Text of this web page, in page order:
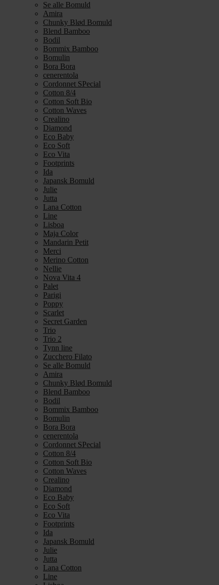
Se alle Bomuld
Amira
Chunky Blød Bomuld
Blend Bamboo
Bodil
Bommix Bamboo
Bomulin
Bora Bora
cenerentola
Cordonnet SPecial
Cotton 8/4
Cotton Soft Bio
Cotton Waves
Crealino
Diamond
Eco Baby
Eco Soft
Eco Vita
Footprints
Ida
Japansk Bomuld
Julie
Jutta
Lana Cotton
Line
Lisboa
Maja Color
Mandarin Petit
Merci
Merino Cotton
Nellie
Nova Vita 4
Palet
Parigi
Poppy
Scarlet
Secret Garden
Trio
Trio 2
Tynn line
Zucchero Filato
Se alle Bomuld
Amira
Chunky Blød Bomuld
Blend Bamboo
Bodil
Bommix Bamboo
Bomulin
Bora Bora
cenerentola
Cordonnet SPecial
Cotton 8/4
Cotton Soft Bio
Cotton Waves
Crealino
Diamond
Eco Baby
Eco Soft
Eco Vita
Footprints
Ida
Japansk Bomuld
Julie
Jutta
Lana Cotton
Line